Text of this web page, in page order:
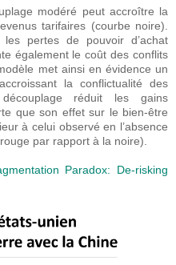
modéré peut accroître la
tarifaires (courbe noire).
pertes de pouvoir d’achat
également le coût des conflits
met ainsi en évidence un
la conflictualité des
réduit les gains
que son effet sur le bien-être
à celui observé en l’absence
par rapport à la noire).
Paradox: De-risking